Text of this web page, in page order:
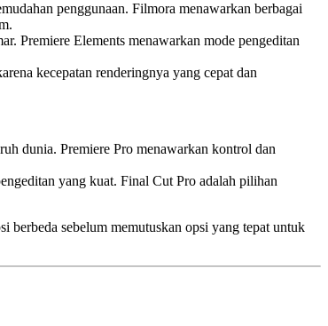
penggunaan. Filmora menawarkan berbagai
Premiere Elements menawarkan mode pengeditan
kecepatan renderingnya yang cepat dan
dunia. Premiere Pro menawarkan kontrol dan
yang kuat. Final Cut Pro adalah pilihan
berbeda sebelum memutuskan opsi yang tepat untuk